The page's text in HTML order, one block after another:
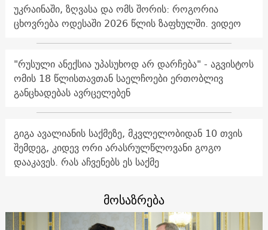
უკრაინაში, ზღვასა და ომს შორის: როგორია
ცხოვრება ოდესაში 2026 წლის ზაფხულში. ვიდეო
"რუსული ანექსია უპასუხოდ არ დარჩება" - აგვისტოს
ომის 18 წლისთავთან საელჩოები ერთობლივ
განცხადებას ავრცელებენ
გიგა ავალიანის საქმეზე, მკვლელობიდან 10 თვის
შემდეგ, კიდევ ორი არასრულწლოვანი გოგო
დააკავეს. რას აჩვენებს ეს საქმე
მოსაზრება